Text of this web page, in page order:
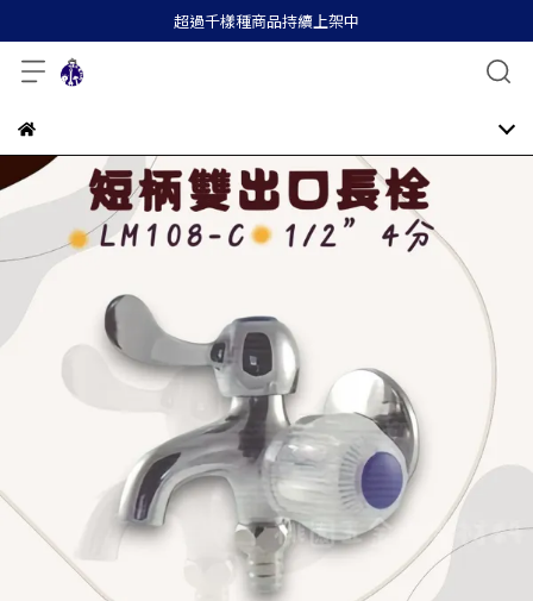
超過千樣種商品持續上架中